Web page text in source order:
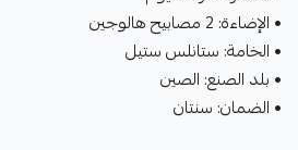
• الإضاءة: 2 مصابيح هالوجين
• الخامة: ستانلس ستيل
• بلد الصنع: الصين
• الضمان: سنتان